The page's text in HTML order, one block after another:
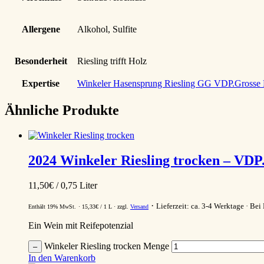
Allergene Alkohol, Sulfite
Besonderheit Riesling trifft Holz
Expertise Winkeler Hasensprung Riesling GG VDP.Grosse
Ähnliche Produkte
2024 Winkeler Riesling trocken –
11,50€ / 0,75 Liter
Enthält 19% MwSt. 15,33€ / 1 L zzgl. Versand Lieferzeit: ca. 3-4 Werktage Bei
Ein Wein mit Reifepotenzial
–
Winkeler Riesling trocken Menge
In den Warenkorb